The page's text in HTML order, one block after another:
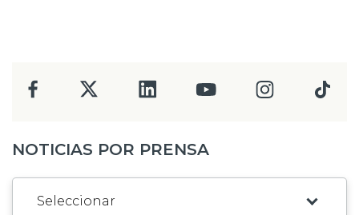
NOTICIAS POR PRENSA